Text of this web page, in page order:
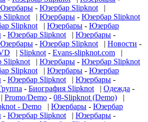
- Юзербар Slipknot |
Slipknot | Юзербары - Юзербар Slipknot
Slipknot | Юзербары - Юзербар
- Юзербар Slipknot | Юзербары -
- Юзербар Slipknot | Новости -
| Slipknot - Evans-slipknot.com |
Slipknot | Юзербары - Юзербар Slipknot
Slipknot | Юзербары - Юзербар
- Юзербар Slipknot | Юзербары -
- Биография Slipknot | Одежда -
Promo/Demo - 08-Slipknot (Demo) |
- Demo | Юзербары - Юзербар
- Юзербар Slipknot | Юзербары -